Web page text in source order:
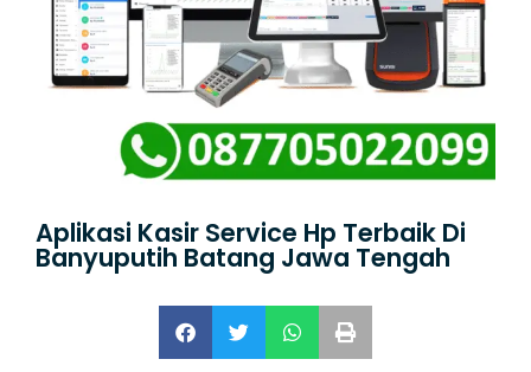
Aplikasi Kasir Service Hp Terbaik Di
Banyuputih Batang Jawa Tengah